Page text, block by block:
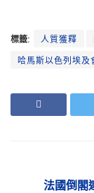
標籤: 人質獲釋
哈馬斯以色列埃及
法國倒閣